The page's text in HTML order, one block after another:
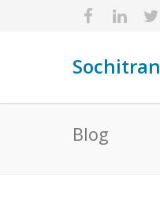
Sochitran
Blog